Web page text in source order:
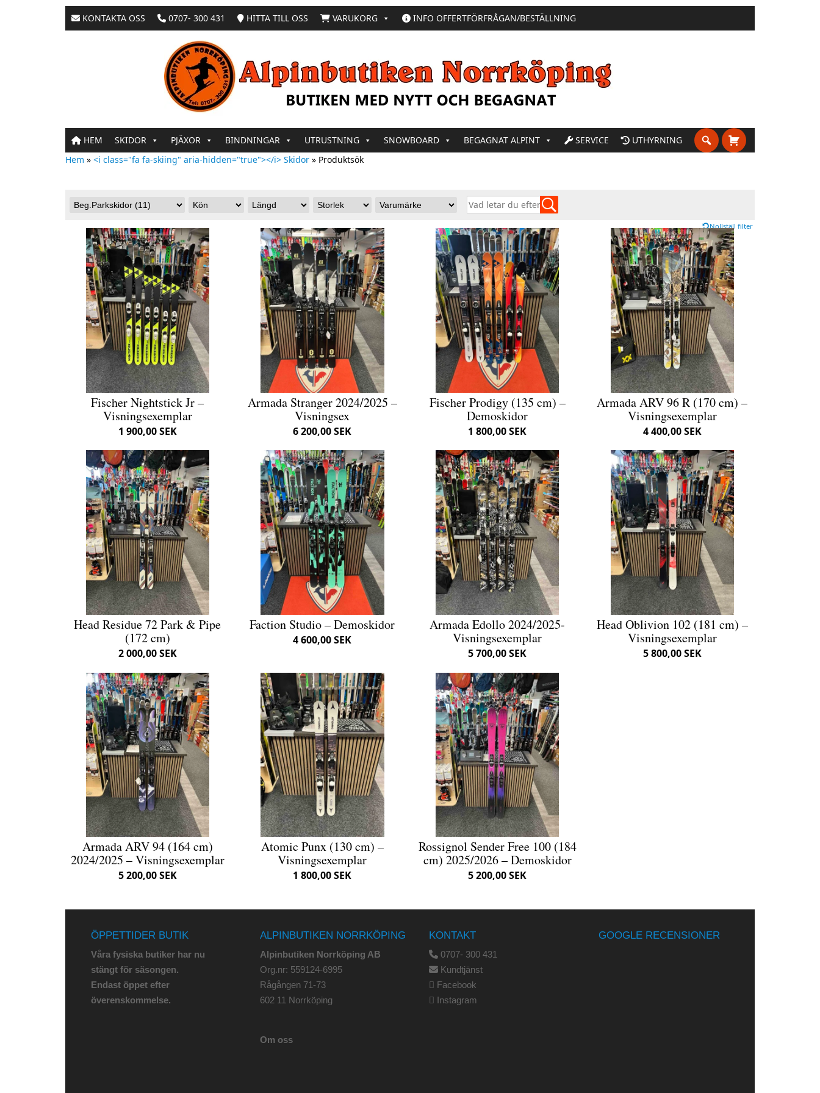
KONTAKTA OSS 0707- 300 431 HITTA TILL OSS VARUKORG INFO OFFERTFÖRFRÅGAN/BESTÄLLNING
HEM SKIDOR PJÄXOR BINDNINGAR UTRUSTNING SNOWBOARD BEGAGNAT ALPINT SERVICE
UTHYRNING
Hem » <i class="fa fa-skiing" aria-hidden="true"></i> Skidor » Produktsök
Nollställ filter
Fischer Nightstick Jr –
Visningsexemplar
1 900,00 SEK
Armada Stranger 2024/2025 –
Visningsex
6 200,00 SEK
Fischer Prodigy (135 cm) –
Demoskidor
1 800,00 SEK
Armada ARV 96 R (170 cm) –
Visningsexemplar
4 400,00 SEK
Head Residue 72 Park & Pipe
(172 cm)
2 000,00 SEK
Faction Studio – Demoskidor
4 600,00 SEK
Armada Edollo 2024/2025-
Visningsexemplar
5 700,00 SEK
Head Oblivion 102 (181 cm) –
Visningsexemplar
5 800,00 SEK
Armada ARV 94 (164 cm)
2024/2025 – Visningsexemplar
5 200,00 SEK
Atomic Punx (130 cm) –
Visningsexemplar
1 800,00 SEK
Rossignol Sender Free 100 (184
cm) 2025/2026 – Demoskidor
5 200,00 SEK
ÖPPETTIDER BUTIK
Våra fysiska butiker har nu
stängt för säsongen.
Endast öppet efter
överenskommelse.
ALPINBUTIKEN NORRKÖPING
Alpinbutiken Norrköping AB
Org.nr: 559124-6995
Rågången 71-73
602 11 Norrköping
Om oss
KONTAKT
0707- 300 431
Kundtjänst
Facebook
Instagram
GOOGLE RECENSIONER